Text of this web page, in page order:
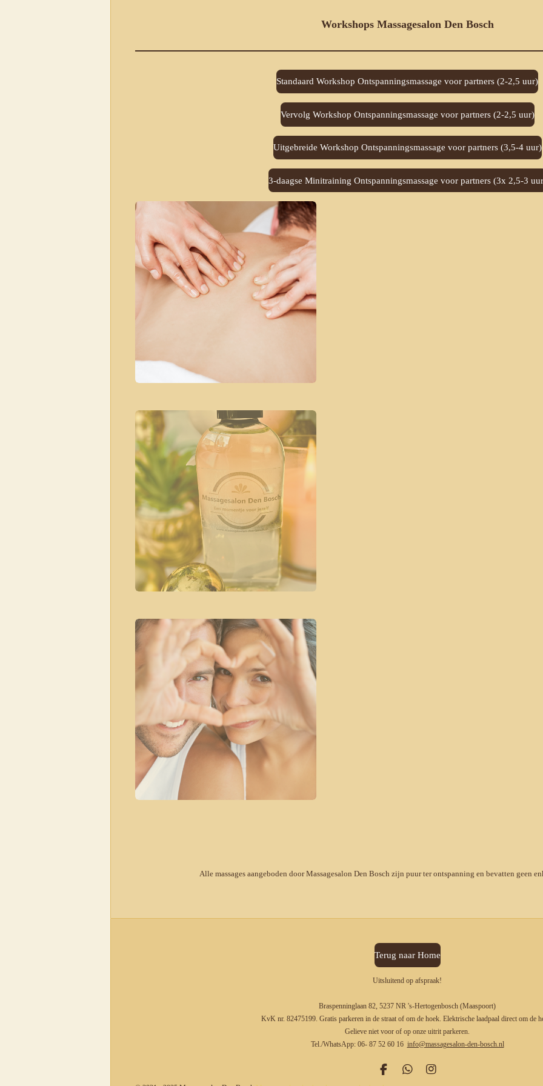
Workshops Massagesalon Den Bosch
Standaard Workshop Ontspanningsmassage voor partners (2-2,5 uur)
Vervolg Workshop Ontspanningsmassage voor partners (2-2,5 uur)
Uitgebreide Workshop Ontspanningsmassage voor partners (3,5-4 uur)
3-daagse Minitraining Ontspanningsmassage voor partners (3x 2,5-3
Alle massages aangeboden door Massagesalon Den Bosch zijn puur ter ontspanning en bevatten geen
Terug naar Home
Uitsluitend op afspraak!
Braspenninglaan 82, 5237 NR 's-Hertogenbosch (Maaspoort)
KvK nr. 82475199. Gratis parkeren in de straat of om de hoek. Elektrische laadpaal direct om de
Gelieve niet voor of op onze uitrit parkeren.
Tel./WhatsApp: 06- 87 52 60 16 info@massagesalon-den-bosch.nl
F
W
I